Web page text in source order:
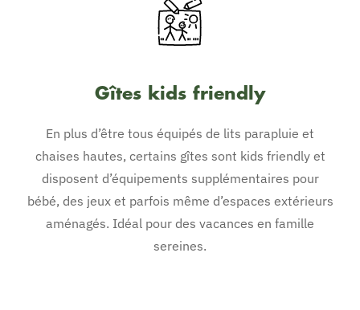
Gîtes kids friendly
En plus d’être tous équipés de lits parapluie et
chaises hautes, certains gîtes sont kids friendly et
disposent d’équipements supplémentaires pour
bébé, des jeux et parfois même d’espaces extérieurs
aménagés. Idéal pour des vacances en famille
sereines.